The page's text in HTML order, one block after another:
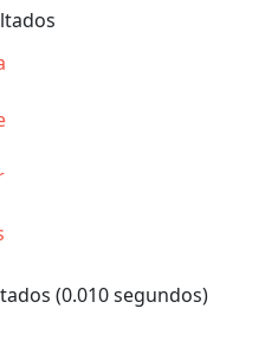
(0.010 segundos)